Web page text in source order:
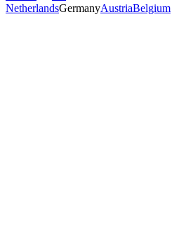
NetherlandsGermanyAustriaBelgium